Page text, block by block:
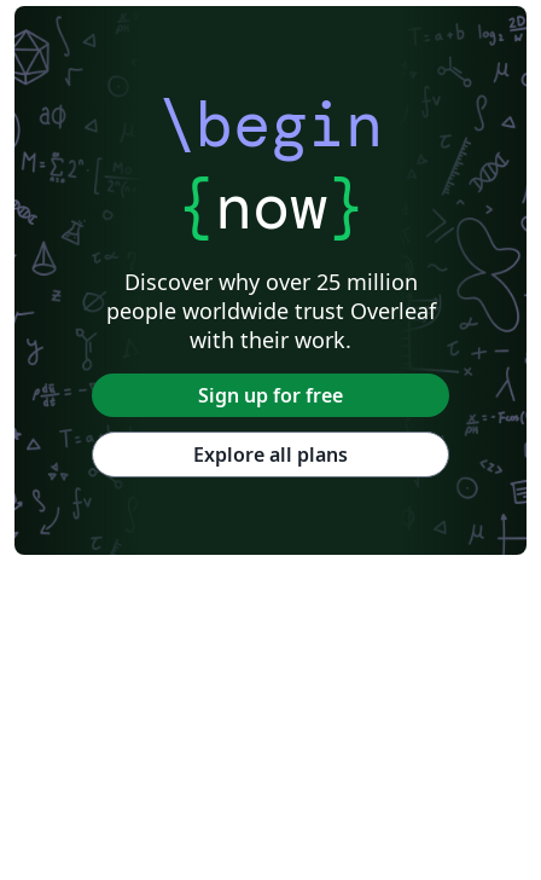
\begin
{now}
Discover why over 25 million
people worldwide trust Overleaf
with their work.
Sign up for free
Explore all plans